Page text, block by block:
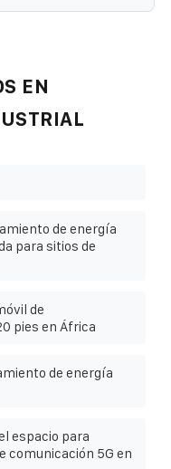
EN
de energía
para sitios de
de
pies en África
de energía
espacio para
comunicación 5G en